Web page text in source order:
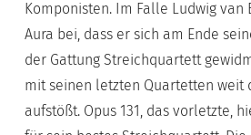
Komponisten. Im Falle Ludwig van
Aura bei, dass er sich am Ende
der Gattung Streichquartett
mit seinen letzten Quartetten weit
aufstößt. Opus 131, das vorletzte,